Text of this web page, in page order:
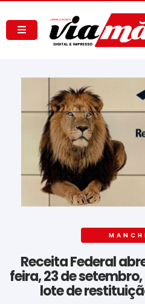
Receita Federal
feira, 23 de
lote de